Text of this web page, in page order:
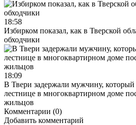
18:58
Избирком показал, как в Тверской
обходчики
18:09
В Твери задержали мужчину, который
лестнице в многоквартирном доме
жильцов
Комментарии (0)
Добавить комментарий